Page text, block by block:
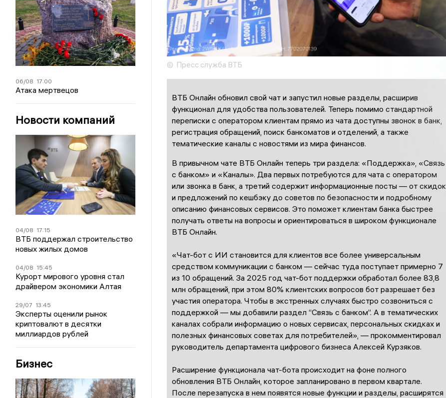
06/08 17:00
Атака мертвецов
Новости компаний
04/08 17:15
ВТБ поддержал строительство
новых жилых домов
04/08 15:45
Курорт мирового уровня стал
драйвером экономики Алтая
29/07 13:45
Эксперты оценили рынок
криптовалют в десятки
миллиардов рублей
Бизнес
© Пресс служба ВТБ
ВТБ Онлайн обновил свой чат и запустил новые разделы, расширив
функционал для удобства пользователей. Теперь помимо стандартной
переписки с оператором клиентам прямо из чата доступны звонок в банк,
регистрация обращений, поиск банкоматов и отделений, а также
тематические каналы с новостями из мира финансов.
В привычном чате ВТБ Онлайн теперь три раздела: «Поддержка», «Связь
с банком» и «Каналы». Два первых потребуются для чата с оператором
или звонка в банк, а третий содержит информационные посты — от скидок
и предложений по кешбэку до советов по безопасности и подробному
описанию финансовых сервисов. Это поможет клиентам банка быстрее
получать ответы на вопросы и ориентироваться в широком функционале
ВТБ Онлайн.
«Чат-бот с ИИ становится для клиентов все более универсальным
средством коммуникации с банком — сейчас туда поступает примерно 7
из 10 обращений. За 2025 год чат-бот поддержки обработал более 83,8
млн обращений, при этом 80% клиентских вопросов бот разрешает без
участия оператора. Чтобы в экстренных случаях быстро созвониться с
поддержкой — мы добавили раздел “Связь с банком”. А в тематических
каналах собрали информацию о новых сервисах, персональных скидках и
полезных финансовых советах для потребителей», — прокомментировал
руководитель департамента цифрового бизнеса Алексей Курзяков.
Расширение функционала чат-бота происходит на фоне полного
обновления ВТБ Онлайн, которое запланировано в первом квартале.
После перезапуска в нем появятся новые функции и разделы, расширятся